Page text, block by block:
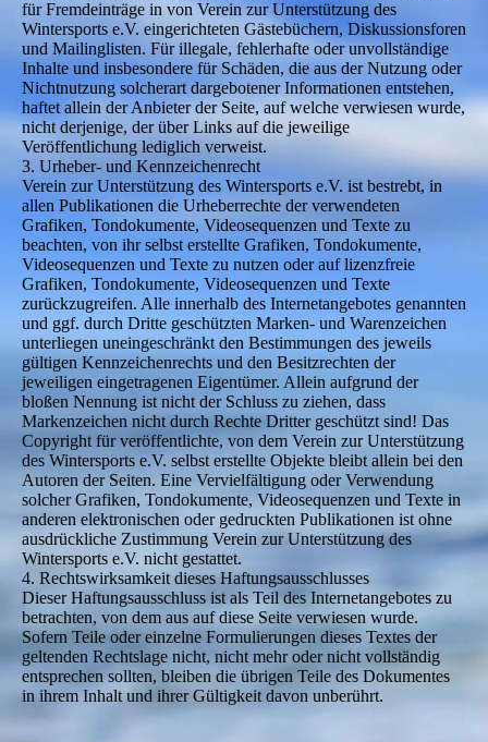
für Fremdeinträge in von Verein zur Unterstützung des
Wintersports e.V. eingerichteten Gästebüchern, Diskussionsforen
und Mailinglisten. Für illegale, fehlerhafte oder unvollständige
Inhalte und insbesondere für Schäden, die aus der Nutzung oder
Nichtnutzung solcherart dargebotener Informationen entstehen,
haftet allein der Anbieter der Seite, auf welche verwiesen wurde,
nicht derjenige, der über Links auf die jeweilige
Veröffentlichung lediglich verweist.
3. Urheber- und Kennzeichenrecht
Verein zur Unterstützung des Wintersports e.V. ist bestrebt, in
allen Publikationen die Urheberrechte der verwendeten
Grafiken, Tondokumente, Videosequenzen und Texte zu
beachten, von ihr selbst erstellte Grafiken, Tondokumente,
Videosequenzen und Texte zu nutzen oder auf lizenzfreie
Grafiken, Tondokumente, Videosequenzen und Texte
zurückzugreifen. Alle innerhalb des Internetangebotes genannten
und ggf. durch Dritte geschützten Marken- und Warenzeichen
unterliegen uneingeschränkt den Bestimmungen des jeweils
gültigen Kennzeichenrechts und den Besitzrechten der
jeweiligen eingetragenen Eigentümer. Allein aufgrund der
bloßen Nennung ist nicht der Schluss zu ziehen, dass
Markenzeichen nicht durch Rechte Dritter geschützt sind! Das
Copyright für veröffentlichte, von dem Verein zur Unterstützung
des Wintersports e.V. selbst erstellte Objekte bleibt allein bei den
Autoren der Seiten. Eine Vervielfältigung oder Verwendung
solcher Grafiken, Tondokumente, Videosequenzen und Texte in
anderen elektronischen oder gedruckten Publikationen ist ohne
ausdrückliche Zustimmung Verein zur Unterstützung des
Wintersports e.V. nicht gestattet.
4. Rechtswirksamkeit dieses Haftungsausschlusses
Dieser Haftungsausschluss ist als Teil des Internetangebotes zu
betrachten, von dem aus auf diese Seite verwiesen wurde.
Sofern Teile oder einzelne Formulierungen dieses Textes der
geltenden Rechtslage nicht, nicht mehr oder nicht vollständig
entsprechen sollten, bleiben die übrigen Teile des Dokumentes
in ihrem Inhalt und ihrer Gültigkeit davon unberührt.